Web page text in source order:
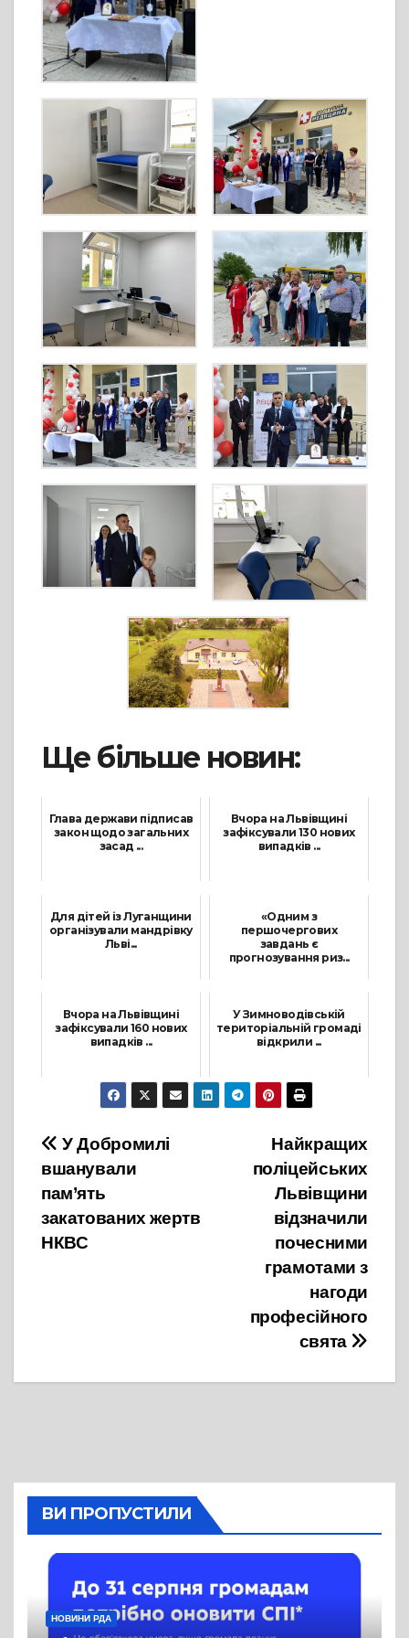
Ще більше новин:
Глава держави підписав
закон щодо загальних
засад ...
Вчора на Львівщині
зафіксували 130 нових
випадків ...
Для дітей із Луганщини
організували мандрівку
Льві...
«Одним з
першочергових
завдань є
прогнозування риз...
Вчора на Львівщині
зафіксували 160 нових
випадків ...
29 Грудня, 2021
У Зимноводівській
територіальній громаді
відкрили ...
1 Жовтня, 2021
Навігація
записів
Найкращих
поліцейських
Львівщини
відзначили
почесними
грамотами з
нагоди
професійного
свята
У Добромилі
вшанували
пам’ять
закатованих жертв
НКВС
ВИ ПРОПУСТИЛИ
НОВИНИ РДА